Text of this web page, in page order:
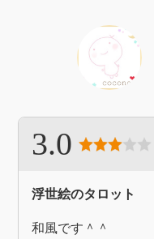
3.0
浮世絵のタロット
和風です＾＾